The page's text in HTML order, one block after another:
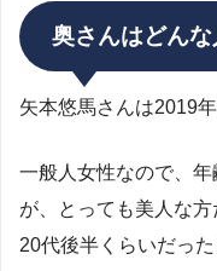
奥さんはどんな
矢本悠馬さんは2019
一般人女性なので、
が、とっても美人な
20代後半くらいだった